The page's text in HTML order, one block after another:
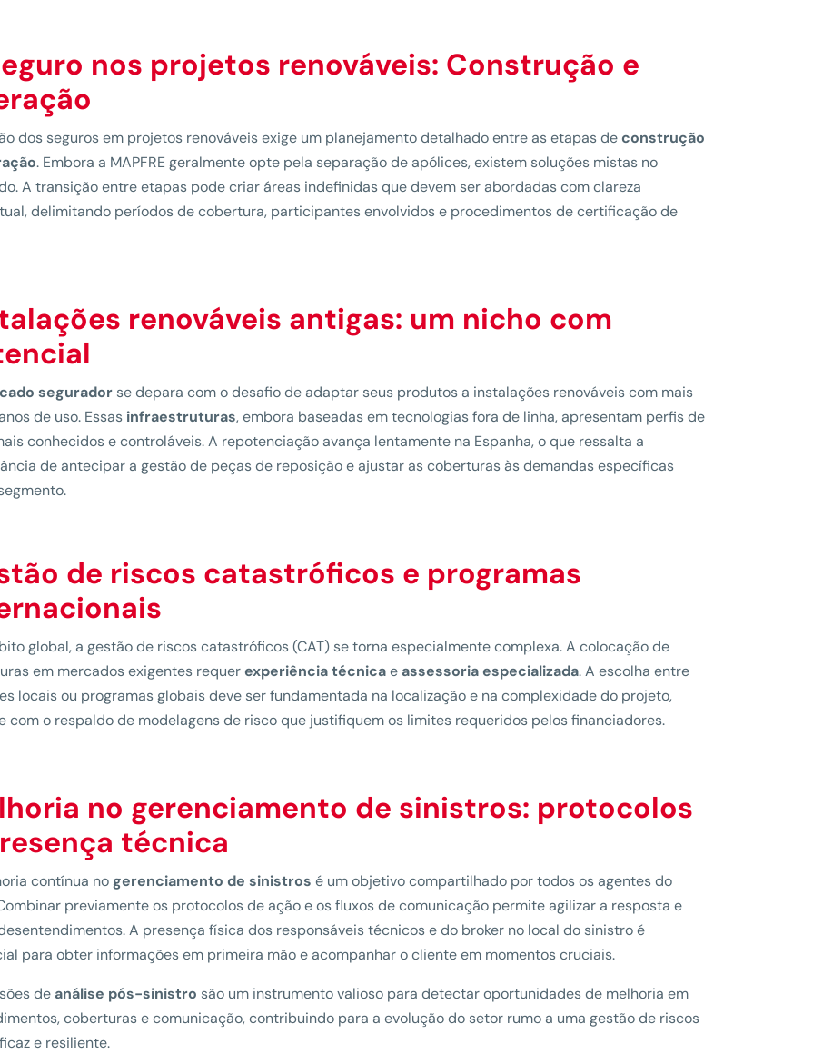
nos projetos renováveis: Construção e
dos seguros em projetos renováveis exige um planejamento detalhado entre as etapas deconstrução
. Embora a MAPFRE geralmente opte pela separação de apólices, existem soluções mistas no
A transição entre etapas pode criar áreas indefinidas que devem ser abordadas com clareza
delimitando períodos de cobertura, participantes envolvidos e procedimentos de certificação de
renováveis antigas: um nicho com
segurador se depara com o desafio de adaptar seus produtos a instalações renováveis com mais
de uso. Essas infraestruturas, embora baseadas em tecnologias fora de linha, apresentam perfis de
conhecidos e controláveis. A repotenciação avança lentamente na Espanha, o que ressalta a
de antecipar a gestão de peças de reposição e ajustar as coberturas às demandas específicas
de riscos catastróficos e programas
global, a gestão de riscos catastróficos (CAT) se torna especialmente complexa. A colocação de
em mercados exigentes requerexperiência técnicae assessoria especializada. A escolha entre
locais ou programas globais deve ser fundamentada na localização e na complexidade do projeto,
com o respaldo de modelagens de risco que justifiquem os limites requeridos pelos financiadores.
no gerenciamento de sinistros: protocolos
técnica
contínua no gerenciamento de sinistros é um objetivo compartilhado por todos os agentes do
previamente os protocolos de ação e os fluxos de comunicação permite agilizar a resposta e
A presença física dos responsáveis técnicos e do broker no local do sinistro é
para obter informações em primeira mão e acompanhar o cliente em momentos cruciais.
de análise pós-sinistro são um instrumento valioso para detectar oportunidades de melhoria em
coberturas e comunicação, contribuindo para a evolução do setor rumo a uma gestão de riscos
e resiliente.